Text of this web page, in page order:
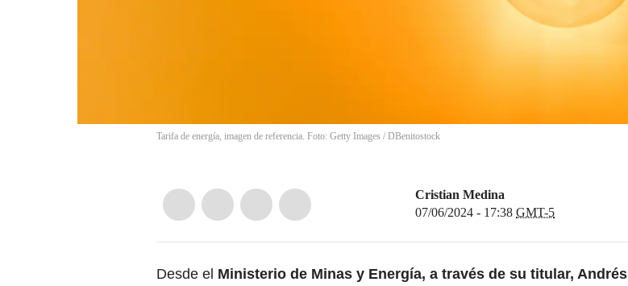
Tarifa de energía, imagen de referencia. Foto: Getty Images / DBenitostock
Cristian Medina
07/06/2024 - 17:38 GMT-5
Desde el Ministerio de Minas y Energía, a través de su titular, Andrés